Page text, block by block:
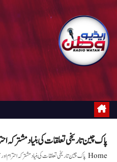
پاک چین تاریخی تعلقات کی بنیاد مشترکہ
Homeپاک چین تاریخی تعلقات کی بنیاد مشترکہ احترام